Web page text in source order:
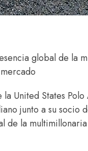
global de la
United States
junto a su socio
de la